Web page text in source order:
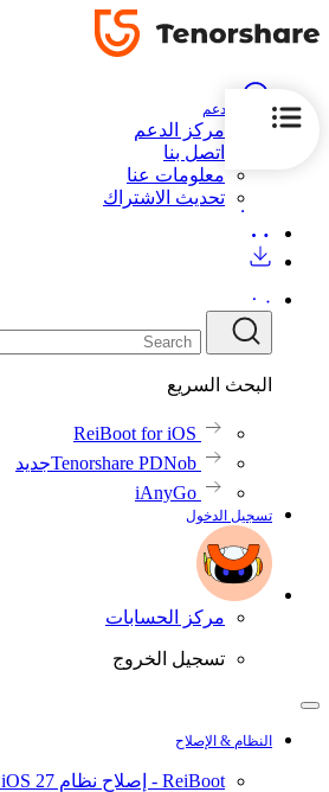
الدعم
مركز الدعم
اتصل بنا
معلومات عنا
تحديث الاشتراك
البحث السريع
ReiBoot for iOS
Tenorshare PDNobجديد
iAnyGo
تسجيل الدخول
مركز الحسابات
تسجيل الخروج
النظام & الإصلاح
ReiBoot - إصلاح نظام iOS iOS 27